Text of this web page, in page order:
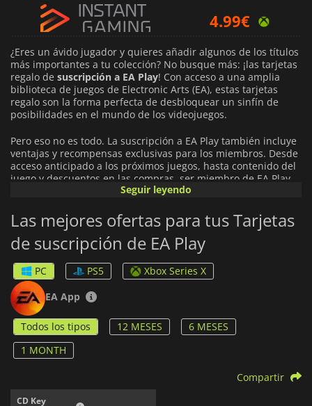
4.99€
4.23€
¿Eres un ávido jugador y quieres añadir algunos de los títulos
más importantes a tu colección? No busque más: ¡las tarjetas
regalo de suscripción a EA Play! Con acceso a una amplia
biblioteca de juegos de Electronic Arts (EA), estas tarjetas
regalo son la forma perfecta de desbloquear un sinfín de
posibilidades en el mundo de los videojuegos.
Pero eso no es todo. La suscripción a EA Play también incluye
ventajas y recompensas exclusivas para los miembros. Desde
acceso anticipado a los próximos juegos, hasta contenido del
juego y descuentos en las compras, ser miembro de EA Play
tiene sus ventajas. Además, el modelo de suscripción de EA
juegos sin comprometerte a comprarlos individualmente. Esto
te permite explorar nuevos géneros y títulos sin arruinarte.
Seguir leyendo
Las mejores ofertas para tus Tarjetas
de suscripción de EA Play
PC PS5
Xbox Series X
EA App
Todos los tipos 12 MESES
6 MESES
1 MONTH
CD Key
Compartir